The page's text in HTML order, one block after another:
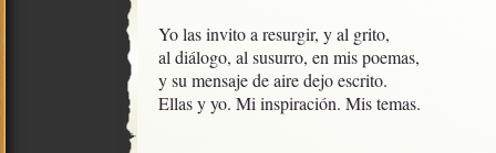
Yo las invito a resurgir, y al grito,
al diálogo, al susurro, en mis poemas,
y su mensaje de aire dejo escrito.
Ellas y yo. Mi inspiración. Mis temas.